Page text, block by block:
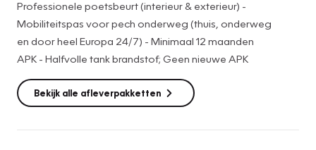
door heel Europa 24/7)
• Halfvolle tank brandstof
* Nieuwe/gebruikte winterbandenset tegen meerprijs
Graag voor de bezichtiging van de auto bellen voor een
afspraak. In verband met de drukte kunnen we op die
Professionele poetsbeurt (interieur & exterieur) -
Mobiliteitspas voor pech onderweg (thuis, onderweg
en door heel Europa 24/7) - Minimaal 12 maanden
APK - Halfvolle tank brandstof; Geen nieuwe APK
Bekijk alle afleverpakketten